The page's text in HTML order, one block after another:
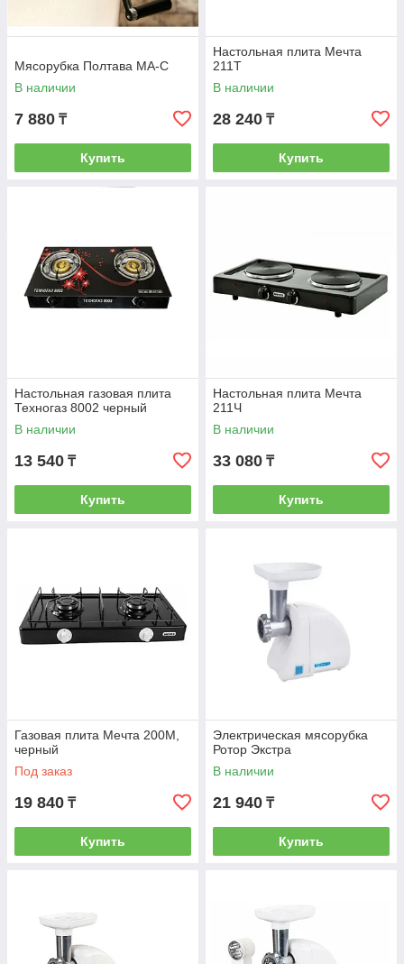
Мясорубка Полтава МА-С
В наличии
7 880 ₸
Купить
Настольная плита Мечта
211Т
В наличии
28 240 ₸
Купить
Настольная газовая плита
Техногаз 8002 черный
В наличии
13 540 ₸
Купить
Настольная плита Мечта
211Ч
В наличии
33 080 ₸
Купить
Газовая плита Мечта 200М,
черный
Под заказ
19 840 ₸
Купить
Электрическая мясорубка
Ротор Экстра
В наличии
21 940 ₸
Купить